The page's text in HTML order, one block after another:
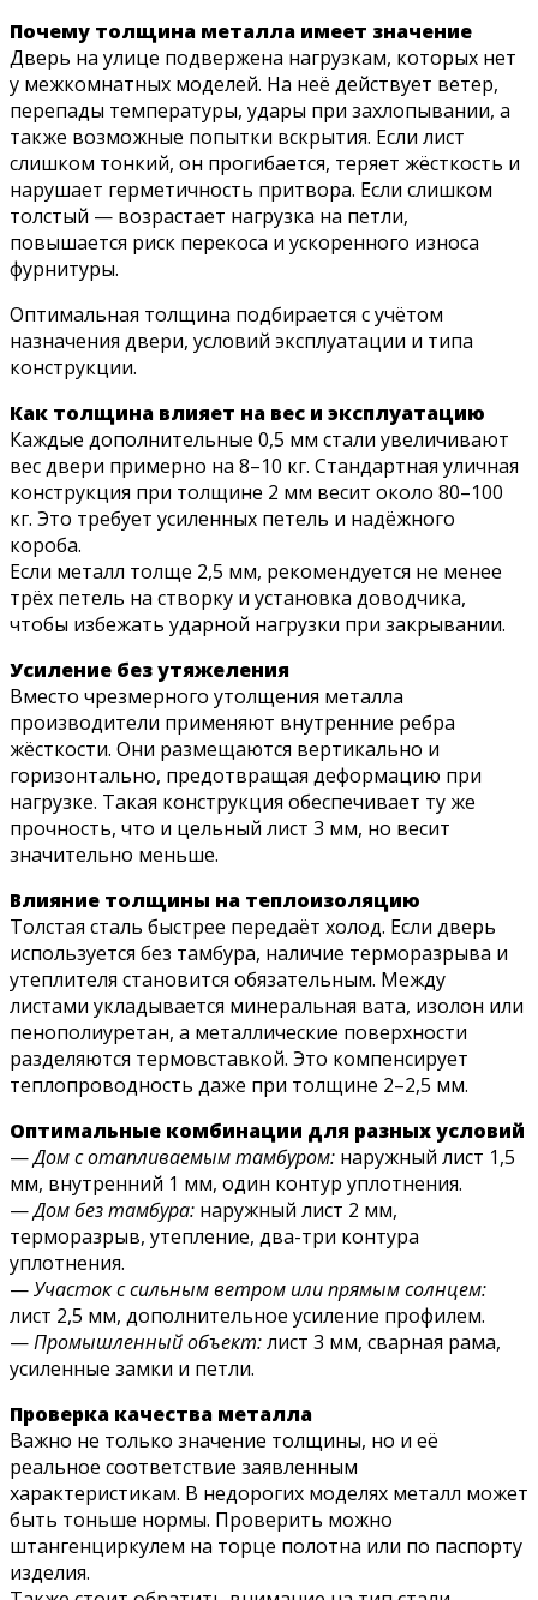
Почему толщина металла имеет значение
Дверь на улице подвержена нагрузкам, которых нет
у межкомнатных моделей. На неё действует ветер,
перепады температуры, удары при захлопывании, а
также возможные попытки вскрытия. Если лист
слишком тонкий, он прогибается, теряет жёсткость и
нарушает герметичность притвора. Если слишком
толстый — возрастает нагрузка на петли,
повышается риск перекоса и ускоренного износа
фурнитуры.
Оптимальная толщина подбирается с учётом
назначения двери, условий эксплуатации и типа
конструкции.
Как толщина влияет на вес и эксплуатацию
Каждые дополнительные 0,5 мм стали увеличивают
вес двери примерно на 8–10 кг. Стандартная уличная
конструкция при толщине 2 мм весит около 80–100
кг. Это требует усиленных петель и надёжного
короба.
Если металл толще 2,5 мм, рекомендуется не менее
трёх петель на створку и установка доводчика,
чтобы избежать ударной нагрузки при закрывании.
Усиление без утяжеления
Вместо чрезмерного утолщения металла
производители применяют внутренние ребра
жёсткости. Они размещаются вертикально и
горизонтально, предотвращая деформацию при
нагрузке. Такая конструкция обеспечивает ту же
прочность, что и цельный лист 3 мм, но весит
значительно меньше.
Влияние толщины на теплоизоляцию
Толстая сталь быстрее передаёт холод. Если дверь
используется без тамбура, наличие терморазрыва и
утеплителя становится обязательным. Между
листами укладывается минеральная вата, изолон или
пенополиуретан, а металлические поверхности
разделяются термовставкой. Это компенсирует
теплопроводность даже при толщине 2–2,5 мм.
Оптимальные комбинации для разных условий
—Дом с отапливаемым тамбуром: наружный лист 1,5
мм, внутренний 1 мм, один контур уплотнения.
—Дом без тамбура: наружный лист 2 мм,
терморазрыв, утепление, два-три контура
уплотнения.
—Участок с сильным ветром или прямым солнцем:
лист 2,5 мм, дополнительное усиление профилем.
—Промышленный объект:лист 3 мм, сварная рама,
усиленные замки и петли.
Проверка качества металла
Важно не только значение толщины, но и её
реальное соответствие заявленным
характеристикам. В недорогих моделях металл может
быть тоньше нормы. Проверить можно
штангенциркулем на торце полотна или по паспорту
изделия.